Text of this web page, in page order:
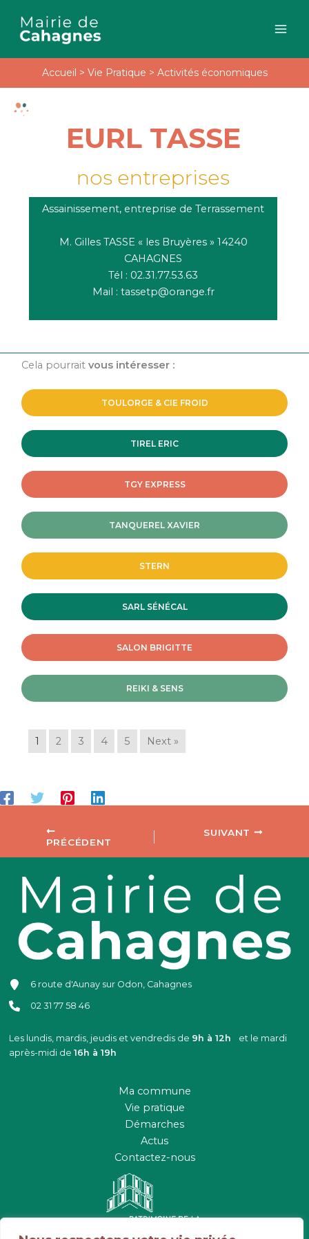
contenu
Accueil > Vie Pratique > Activités économiques
EURL TASSE
nos entreprises
Assainissement, entreprise de Terrassement
M. Gilles TASSE « les Bruyères » 14240
CAHAGNES
Tél : 02.31.77.53.63
Mail : tassetp@orange.fr
Cela pourraitvous intéresser :
TOULORGE & CIE FROID
TIREL ERIC
TGY EXPRESS
TANQUEREL XAVIER
STERN
SARL SÉNÉCAL
SALON BRIGITTE
REIKI & SENS
1 2 3 4 5 Next »
PRÉCÉDENT
SUIVANT
6 route d'Aunay sur Odon, Cahagnes
02 31 77 58 46
Les lundis, mardis, jeudis et vendredis de 9h à 12h et le mardi
après-midi de16h à 19h
Ma commune
Vie pratique
Démarches
Actus
Contactez-nous